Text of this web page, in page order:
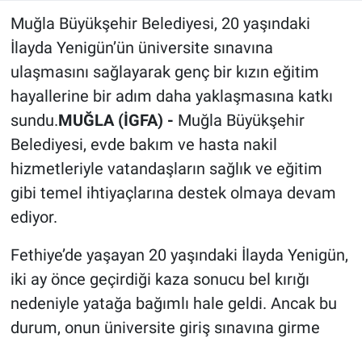
Muğla Büyükşehir Belediyesi, 20 yaşındaki
İlayda Yenigün’ün üniversite sınavına
ulaşmasını sağlayarak genç bir kızın eğitim
hayallerine bir adım daha yaklaşmasına katkı
sundu.MUĞLA (İGFA) - Muğla Büyükşehir
Belediyesi, evde bakım ve hasta nakil
hizmetleriyle vatandaşların sağlık ve eğitim
gibi temel ihtiyaçlarına destek olmaya devam
ediyor.
Fethiye’de yaşayan 20 yaşındaki İlayda Yenigün,
iki ay önce geçirdiği kaza sonucu bel kırığı
nedeniyle yatağa bağımlı hale geldi. Ancak bu
durum, onun üniversite giriş sınavına girme